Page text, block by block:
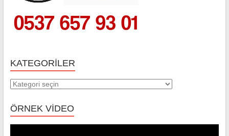
KATEGORILER
Kategoriler
ÖRNEK VİDEO